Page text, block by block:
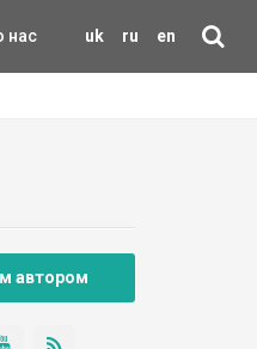
uk ru en
нас
автором